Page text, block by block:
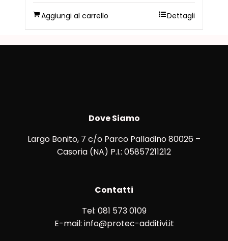
Aggiungi al carrello Dettagli
Dove Siamo
Largo Bonito, 7 c/o Parco Palladino 80026 –
Casoria (NA) P.I.: 05857211212
Contatti
Tel: 081 573 0109
E-mail: info@protec-additivi.it